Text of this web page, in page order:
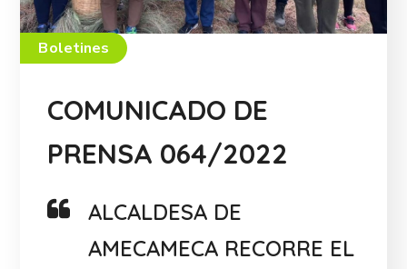
Boletines
COMUNICADO DE
PRENSA 064/2022
ALCALDESA DE
AMECAMECA RECORRE EL